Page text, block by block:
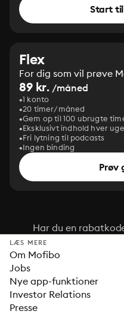
Start
Flex
For dig som vil prøve
89 kr. /måned
1 konto
20 timer/måned
Gem op til 100 ubrugte
Eksklusivt indhold hver uge
Fri lytning til podcasts
Ingen binding
Prøv
Har du en
LÆS MERE
Om Mofibo
Jobs
Nye app-funktioner
Investor Relations
Presse